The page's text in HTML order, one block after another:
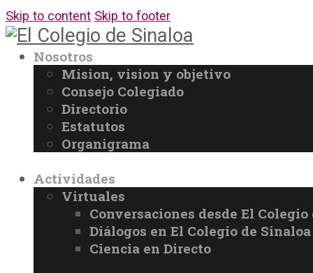
Skip to content Skip to footer
Nosotros
Mision, vision y objetivo
Consejo Colegiado
Directorio
Estatutos
Organigrama
Actividades
Virtuales
Conversaciones desde El
Diálogos en El Colegio de Sinaloa
Ciencia en Directo